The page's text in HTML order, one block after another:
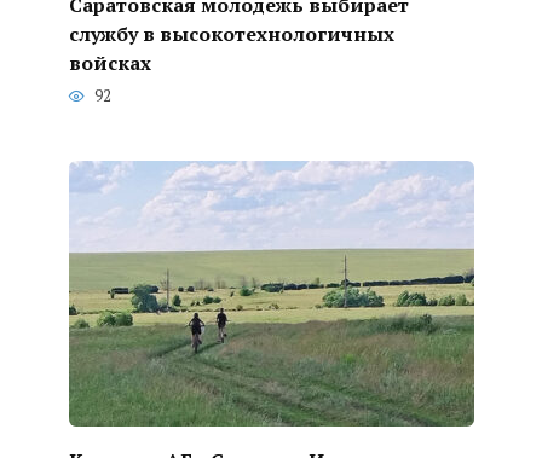
службу в высокотехнологичных
войсках
92